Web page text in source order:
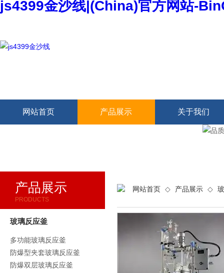
js4399金沙线|(China)官方网站-
网站首页 产品展示 关于我们
产品展示
PRODUCTS
玻璃反应釜
多功能玻璃反应釜
防爆型夹套玻璃反应釜
防爆双层玻璃反应釜
网站首页 ◇ 产品展示 ◇